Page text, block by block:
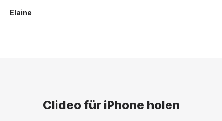
Elaine
Clideo für iPhone holen